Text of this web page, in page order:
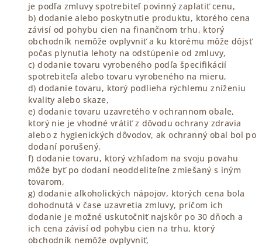
je podľa zmluvy spotrebiteľ povinný zaplatiť cenu,
b) dodanie alebo poskytnutie produktu, ktorého cena
závisí od pohybu cien na finančnom trhu, ktorý
obchodník nemôže ovplyvniť a ku ktorému môže dôjsť
počas plynutia lehoty na odstúpenie od zmluvy,
c) dodanie tovaru vyrobeného podľa špecifikácií
spotrebiteľa alebo tovaru vyrobeného na mieru,
d) dodanie tovaru, ktorý podlieha rýchlemu zníženiu
kvality alebo skaze,
e) dodanie tovaru uzavretého v ochrannom obale,
ktorý nie je vhodné vrátiť z dôvodu ochrany zdravia
alebo z hygienických dôvodov, ak ochranný obal bol po
dodaní porušený,
f) dodanie tovaru, ktorý vzhľadom na svoju povahu
môže byť po dodaní neoddeliteľne zmiešaný s iným
tovarom,
g) dodanie alkoholických nápojov, ktorých cena bola
dohodnutá v čase uzavretia zmluvy, pričom ich
dodanie je možné uskutočniť najskôr po 30 dňoch a
ich cena závisí od pohybu cien na trhu, ktorý
obchodník nemôže ovplyvniť,